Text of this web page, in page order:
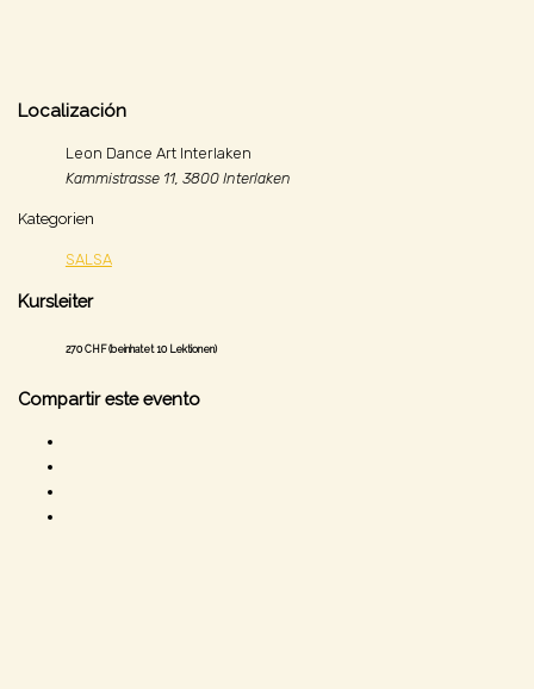
Localización
Leon Dance Art Interlaken
Kammistrasse 11, 3800 Interlaken
Kategorien
SALSA
Kursleiter
270 CHF (beinhatet 10 Lektionen)
Compartir este evento